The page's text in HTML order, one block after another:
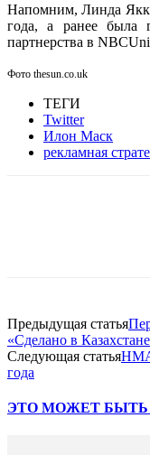
Напомним, Линда
года, а ранее была
партнерства в
Фото thesun.co.uk
ТЕГИ
Twitter
Илон Маск
рекламная
Предыдущая статья
«Сделано в
Следующая статьяНМА
года
ЭТО МОЖЕТ БЫТЬ